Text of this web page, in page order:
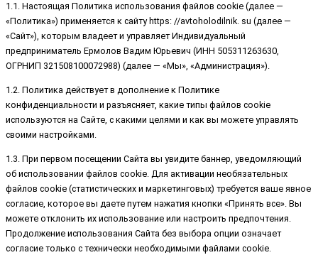
1.1. Настоящая Политика использования файлов cookie (далее —
«Политика») применяется к сайту https: //avtoholodilnik. su (далее —
«Сайт»), которым владеет и управляет Индивидуальный
предприниматель Ермолов Вадим Юрьевич (ИНН 505311263630,
ОГРНИП 321508100072988) (далее — «Мы», «Администрация»).
1.2. Политика действует в дополнение к Политике
конфиденциальности и разъясняет, какие типы файлов cookie
используются на Сайте, с какими целями и как вы можете управлять
своими настройками.
1.3. При первом посещении Сайта вы увидите баннер, уведомляющий
об использовании файлов cookie. Для активации необязательных
файлов cookie (статистических и маркетинговых) требуется ваше явное
согласие, которое вы даете путем нажатия кнопки «Принять все». Вы
можете отклонить их использование или настроить предпочтения.
Продолжение использования Сайта без выбора опции означает
согласие только с технически необходимыми файлами cookie.